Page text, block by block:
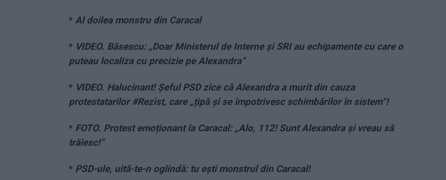
* Al doilea monstru din Caracal
* VIDEO. Băsescu: „Doar Ministerul de Interne și SRI au echipamente cu care o
puteau localiza cu precizie pe Alexandra”
* VIDEO. Halucinant! Șeful PSD zice că Alexandra a murit din cauza
protestatarilor #Rezist, care „țipă și se împotrivesc schimbărilor în sistem”!
* FOTO. Protest emoționant la Caracal: „Alo, 112! Sunt Alexandra şi vreau să
trăiesc!”
* PSD-ule, uită-te-n oglindă: tu ești monstrul din Caracal!